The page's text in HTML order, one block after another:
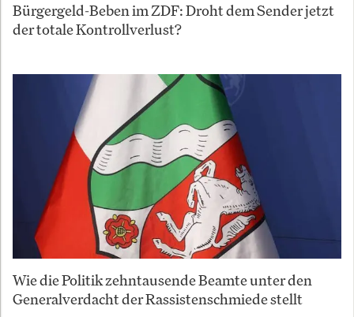
Bürgergeld-Beben im ZDF: Droht dem Sender jetzt
der totale Kontrollverlust?
Wie die Politik zehntausende Beamte unter den
Generalverdacht der Rassistenschmiede stellt